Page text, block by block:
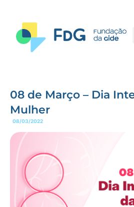
08 de Março – Dia
Mulher
08/03/2022